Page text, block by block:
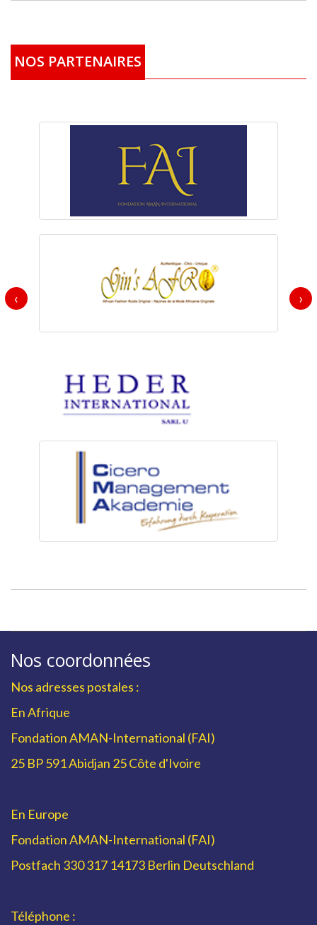
NOS PARTENAIRES
‹ ›
Nos coordonnées
Nos adresses postales :
En Afrique
Fondation AMAN-International (FAI)
25 BP 591 Abidjan 25 Côte d'Ivoire
En Europe
Fondation AMAN-International (FAI)
Postfach 330 317 14173 Berlin Deutschland
Téléphone :